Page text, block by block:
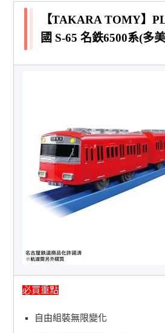
【TAKARA TOMY】
國 S-65 名鉄6500系(多
必買重點
自由組裝無限變化